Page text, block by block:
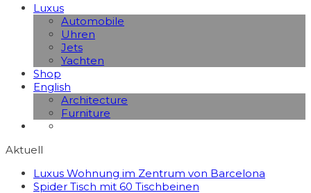
Luxus
Automobile
Uhren
Jets
Yachten
Shop
English
Architecture
Furniture
Aktuell
Luxus Wohnung im Zentrum von Barcelona
Spider Tisch mit 60 Tischbeinen